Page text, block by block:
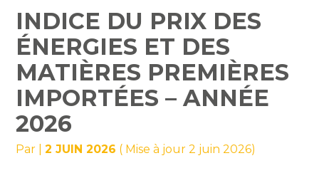
INDICE DU PRIX DES
ÉNERGIES ET DES
MATIÈRES PREMIÈRES
IMPORTÉES – ANNÉE
2026
Par |2 JUIN 2026 ( Mise à jour 2 juin 2026)